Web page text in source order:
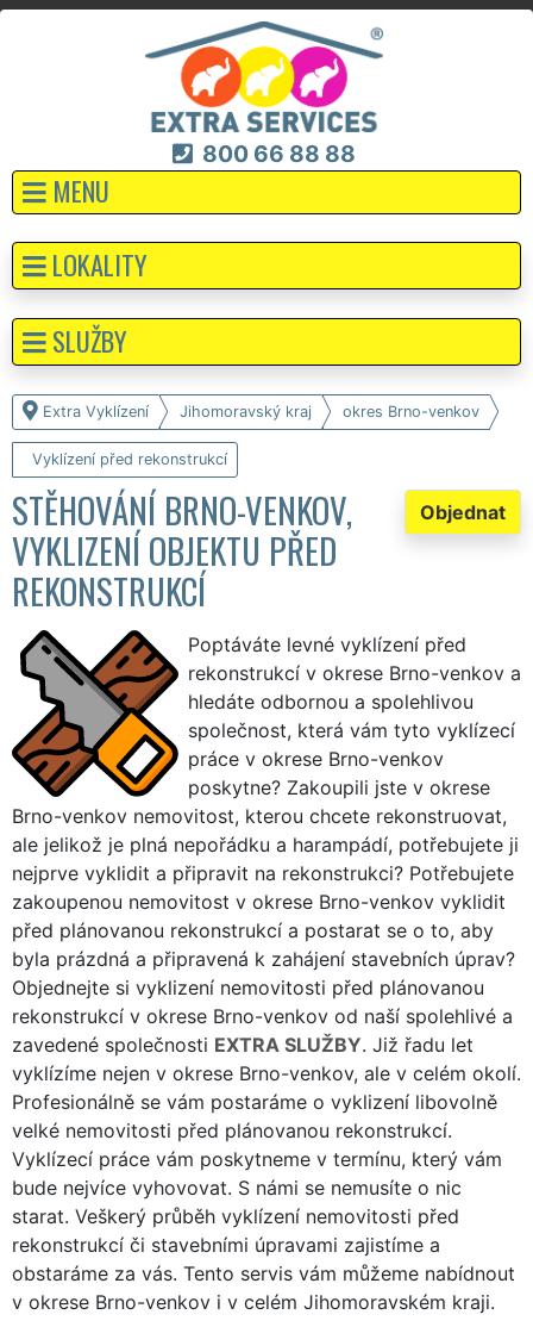
800 66 88 88
MENU
Extra Vyklízení Jihomoravský kraj okres Brno-venkov
Vyklízení před rekonstrukcí
Objednat
STĚHOVÁNÍ BRNO-VENKOV,
VYKLIZENÍ OBJEKTU PŘED
REKONSTRUKCÍ
Poptáváte levné vyklízení před
rekonstrukcí v okrese Brno-venkov a
hledáte odbornou a spolehlivou
společnost, která vám tyto vyklízecí
práce v okrese Brno-venkov
poskytne? Zakoupili jste v okrese
Brno-venkov nemovitost, kterou chcete rekonstruovat,
ale jelikož je plná nepořádku a harampádí, potřebujete ji
nejprve vyklidit a připravit na rekonstrukci? Potřebujete
zakoupenou nemovitost v okrese Brno-venkov vyklidit
před plánovanou rekonstrukcí a postarat se o to, aby
byla prázdná a připravená k zahájení stavebních úprav?
Objednejte si vyklizení nemovitosti před plánovanou
rekonstrukcí v okrese Brno-venkov od naší spolehlivé a
zavedené společnosti EXTRA SLUŽBY. Již řadu let
vyklízíme nejen v okrese Brno-venkov, ale v celém okolí.
Profesionálně se vám postaráme o vyklizení libovolně
velké nemovitosti před plánovanou rekonstrukcí.
Vyklízecí práce vám poskytneme v termínu, který vám
bude nejvíce vyhovovat. S námi se nemusíte o nic
starat. Veškerý průběh vyklízení nemovitosti před
rekonstrukcí či stavebními úpravami zajistíme a
obstaráme za vás. Tento servis vám můžeme nabídnout
v okrese Brno-venkov i v celém Jihomoravském kraji.
LOKALITY
SLUŽBY